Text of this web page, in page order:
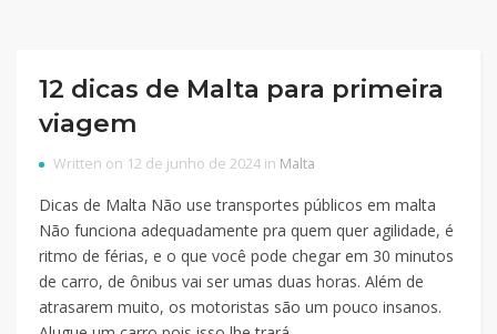
12 dicas de Malta para primeira
viagem
Written on 12 de junho de 2024 in Malta
Dicas de Malta Não use transportes públicos em malta
Não funciona adequadamente pra quem quer agilidade, é
ritmo de férias, e o que você pode chegar em 30 minutos
de carro, de ônibus vai ser umas duas horas. Além de
atrasarem muito, os motoristas são um pouco insanos.